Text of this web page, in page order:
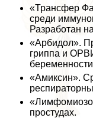
«Трансфер
среди
Разработан
«Арбидол».
гриппа и
«Амиксин».
простудах.